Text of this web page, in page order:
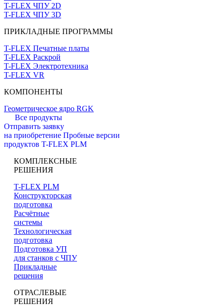
T-FLEX ЧПУ 2D
T-FLEX ЧПУ 3D
ПРИКЛАДНЫЕ ПРОГРАММЫ
T-FLEX Печатные платы
T-FLEX Раскрой
T-FLEX Электротехника
T-FLEX VR
КОМПОНЕНТЫ
Геометрическое ядро RGK
Все продукты
Отправить заявку
на приобретение Пробные версии
продуктов T-FLEX PLM
КОМПЛЕКСНЫЕ
РЕШЕНИЯ
T-FLEX PLM
Конструкторская
подготовка
Расчётные
системы
Технологическая
подготовка
Подготовка УП
для станков с ЧПУ
Прикладные
решения
ОТРАСЛЕВЫЕ
РЕШЕНИЯ